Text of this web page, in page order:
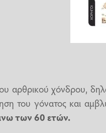
αρθρικού χόνδρου,
του γόνατος και
των 60 ετών.